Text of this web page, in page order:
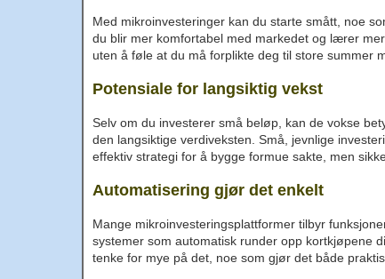
Med mikroinvesteringer kan du starte smått, noe
du blir mer komfortabel med markedet og lærer
uten å føle at du må forplikte deg til store summer
Potensiale for langsiktig vekst
Selv om du investerer små beløp, kan de vokse
den langsiktige verdiveksten. Små, jevnlige
effektiv strategi for å bygge formue sakte, men
Automatisering gjør det enkelt
Mange mikroinvesteringsplattformer tilbyr
systemer som automatisk runder opp kortkjøpene
tenke for mye på det, noe som gjør det både